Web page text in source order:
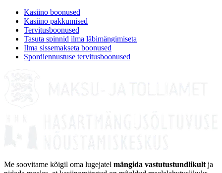
Kasiino boonused
Kasiino pakkumised
Tervitusboonused
Tasuta spinnid ilma läbimängimiseta
Ilma sissemakseta boonused
Spordiennustuse tervitusboonused
Me soovitame kõigil oma lugejatel mängida vastutustundlikult ja